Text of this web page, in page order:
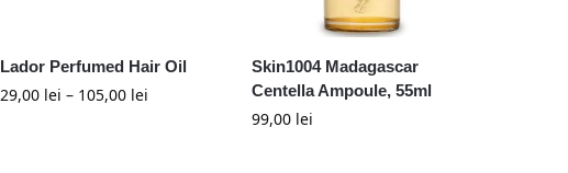
Lador Perfumed Hair Oil
29,00 lei – 105,00 lei
Skin1004 Madagascar
Centella Ampoule, 55ml
99,00 lei